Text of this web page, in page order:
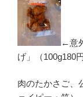
←意
げ」（100g180
肉のたかさご、